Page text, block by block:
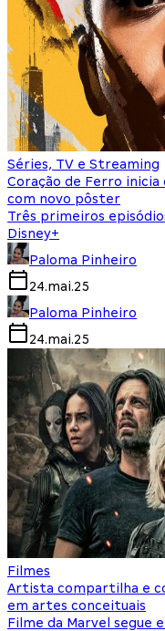
Séries, TV e Streaming
Coração de Ferro
com novo pôster
Três primeiros
Disney+
Paloma Pinheiro
24.mai.25
Paloma Pinheiro
24.mai.25
Filmes
Artista compartilha e
em artes conceituais
Filme da Marvel segue